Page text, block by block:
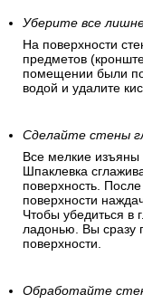
Уберите все
На поверхности
предметов
помещении были
водой и удалите
Сделайте стены
Все мелкие изъяны
Шпаклевка
поверхность.
поверхности
Чтобы убедиться в
ладонью. Вы сразу
поверхности.
Обработайте